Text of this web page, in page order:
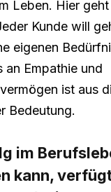
Leben. Hier
Kunde will
eigenen
an Empathie und
ist aus
Bedeutung.
im
kann,